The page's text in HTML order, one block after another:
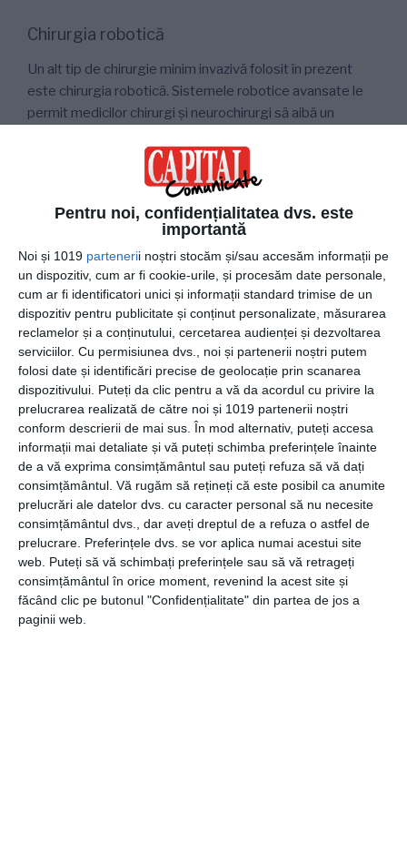
Pentru noi, confidențialitatea dvs. este
importantă
Noi și 1019 partenerii noștri stocăm și/sau accesăm informații pe
un dispozitiv, cum ar fi cookie-urile, și procesăm date personale,
cum ar fi identificatori unici și informații standard trimise de un
dispozitiv pentru publicitate și conținut personalizate, măsurarea
reclamelor și a conținutului, cercetarea audienței și dezvoltarea
serviciilor. Cu permisiunea dvs., noi și partenerii noștri putem
folosi date și identificări precise de geolocație prin scanarea
dispozitivului. Puteți da clic pentru a vă da acordul cu privire la
prelucrarea realizată de către noi și 1019 partenerii noștri
conform descrierii de mai sus. În mod alternativ, puteți accesa
informații mai detaliate și vă puteți schimba preferințele înainte
de a vă exprima consimțământul sau puteți refuza să vă dați
consimțământul. Vă rugăm să rețineți că este posibil ca anumite
prelucrări ale datelor dvs. cu caracter personal să nu necesite
consimțământul dvs., dar aveți dreptul de a refuza o astfel de
prelucrare. Preferințele dvs. se vor aplica numai acestui site
web. Puteți să vă schimbați preferințele sau să vă retrageți
consimțământul în orice moment, revenind la acest site și
făcând clic pe butonul "Confidențialitate" din partea de jos a
paginii web.
Chirurgia robotică
Un alt tip de chirurgie minim invazivă folosit în prezent
este chirurgia robotică. Sistemele robotice avansate le
permit medicilor chirurgi și neurochirurgi să aibă un
și să efectueze proceduri chirurgicale mai sigure, mai
puțin invazive și mult mai precise.
În timpul unei operații asistate de un braț robotic, medicul
chirurg sau neurochirurg operează de la o consolă
echipată cu două controlere ce manevrează patru brațe
robotice. În plus, prin faptul că medicul chirurg privește o
imagine 3D și înhigh-definitionpe consolă, el poate să
vadă procedura chirurgicală chiar mai bine decât înainte.
Software-ul computerului este cel care înlocuiește
mișcările mâinilor și poate face mișcările foarte precise.
Lista de beneficii ale chirurgiei robotice minim invazive
este una lungă. Printre acestea se află: inciziile mai mici,
riscul mai redus de infecție, durerea mai mică, perioada de
spitalizare scurtă, recuperarea mai rapidă a pacientului,
există chiar mai puține cicatrici rămase în urma acestei
intervenții chirurgicale minim invazive, iar cantitatea de
sânge pierdută în timpul operației este redusă.
Desigur, nu toate procedurile minim invazive sunt
efectuate cu ajutorul brațelor robotice. Unele proceduri